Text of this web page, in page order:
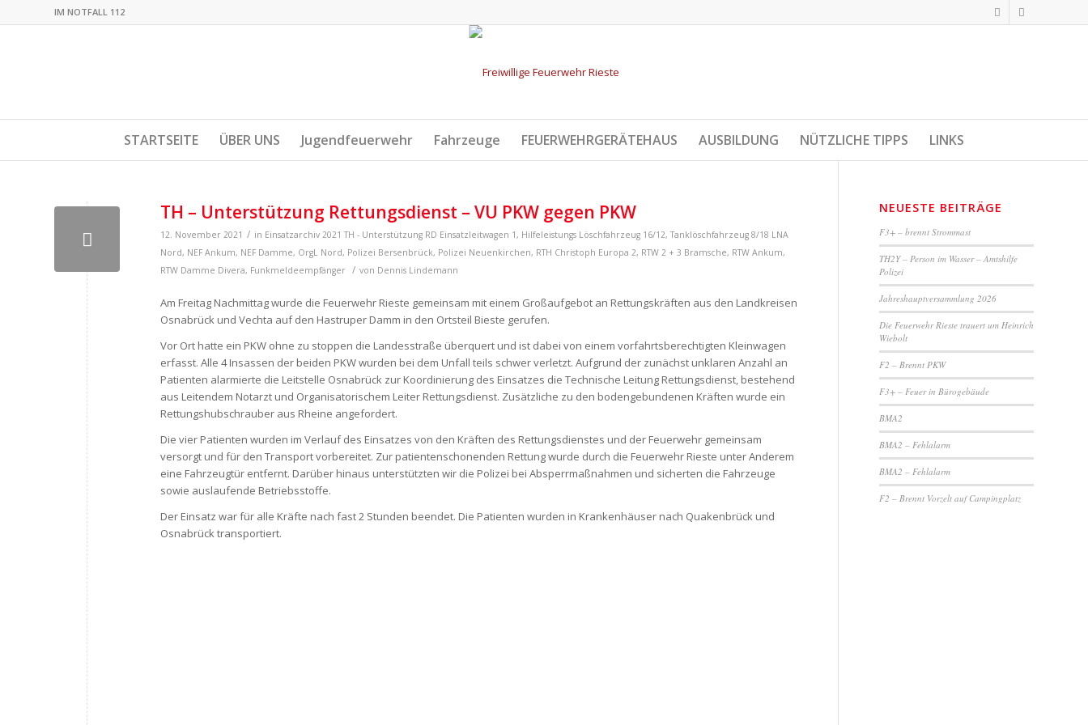
IM NOTFALL 112
STARTSEITE ÜBER UNS Jugendfeuerwehr Fahrzeuge FEUERWEHRGERÄTEHAUS AUSBILDUNG NÜTZLICHE TIPPS LINKS
TH – Unterstützung Rettungsdienst – VU PKW gegen PKW
12. November 2021 / in Einsatzarchiv 2021 TH - Unterstützung RD Einsatzleitwagen 1, Hilfeleistungs Löschfahrzeug 16/12,Tanklöschfahrzeug 8/18 LNA
Nord, NEF Ankum, NEF Damme, OrgL Nord, Polizei Bersenbrück, Polizei Neuenkirchen, RTH Christoph Europa 2, RTW 2 + 3 Bramsche, RTW Ankum,
RTW Damme Divera, Funkmeldeempfänger / von Dennis Lindemann
Am Freitag Nachmittag wurde die Feuerwehr Rieste gemeinsam mit einem Großaufgebot an Rettungskräften aus den Landkreisen
Osnabrück und Vechta auf den Hastruper Damm in den Ortsteil Bieste gerufen.
Vor Ort hatte ein PKW ohne zu stoppen die Landesstraße überquert und ist dabei von einem vorfahrtsberechtigten Kleinwagen
erfasst. Alle 4 Insassen der beiden PKW wurden bei dem Unfall teils schwer verletzt. Aufgrund der zunächst unklaren Anzahl an
Patienten alarmierte die Leitstelle Osnabrück zur Koordinierung des Einsatzes die Technische Leitung Rettungsdienst, bestehend
aus Leitendem Notarzt und Organisatorischem Leiter Rettungsdienst. Zusätzliche zu den bodengebundenen Kräften wurde ein
Rettungshubschrauber aus Rheine angefordert.
Die vier Patienten wurden im Verlauf des Einsatzes von den Kräften des Rettungsdienstes und der Feuerwehr gemeinsam
versorgt und für den Transport vorbereitet. Zur patientenschonenden Rettung wurde durch die Feuerwehr Rieste unter Anderem
eine Fahrzeugtür entfernt. Darüber hinaus unterstützten wir die Polizei bei Absperrmaßnahmen und sicherten die Fahrzeuge
sowie auslaufende Betriebsstoffe.
Der Einsatz war für alle Kräfte nach fast 2 Stunden beendet. Die Patienten wurden in Krankenhäuser nach Quakenbrück und
Osnabrück transportiert.
NEUESTE BEITRÄGE
F3+ – brennt Strommast
TH2Y – Person im Wasser – Amtshilfe
Polizei
Jahreshauptversammlung 2026
Die Feuerwehr Rieste trauert um Heinrich
Wiebolt
F2 – Brennt PKW
F3+ – Feuer in Bürogebäude
BMA2
BMA2 – Fehlalarm
BMA2 – Fehlalarm
F2 – Brennt Vorzelt auf Campingplatz